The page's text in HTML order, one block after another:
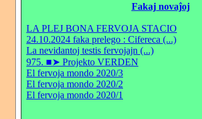
Fakaj novaĵoj
LA PLEJ BONA FERVOJA STACIO
24.10.2024 faka prelego : Cifereca (...)
La nevidantoj testis fervojajn (...)
975. ■➤ Projekto VERDEN
El fervoja mondo 2020/3
El fervoja mondo 2020/2
El fervoja mondo 2020/1